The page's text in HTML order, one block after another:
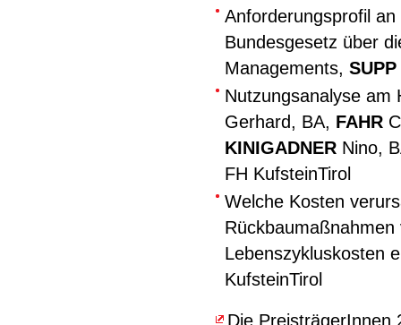
Anforderungsprofil
Bundesgesetz über
Managements, SUPP
Nutzungsanalyse am
Gerhard, BA, FAHR
KINIGADNER Nino,
FH KufsteinTirol
Welche Kosten
Lebenszykluskosten
KufsteinTirol
Die PreisträgerInnen